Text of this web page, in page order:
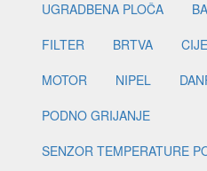
UGRADBENA PLOČA
FILTER
BRTVA
MOTOR
NIPEL
PODNO GRIJANJE
SENZOR TEMPERATURE